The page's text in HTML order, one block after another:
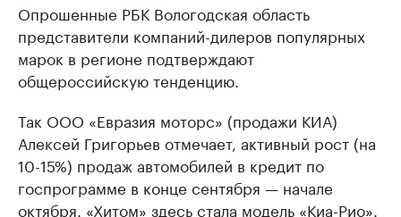
Опрошенные РБК Вологодская область
представители компаний-дилеров популярных
марок в регионе подтверждают
общероссийскую тенденцию.
Так ООО «Евразия моторс» (продажи КИА)
Алексей Григорьев отмечает, активный рост (на
10-15%) продаж автомобилей в кредит по
госпрограмме в конце сентября — начале
октября. «Хитом» здесь стала модель «Киа-Рио».